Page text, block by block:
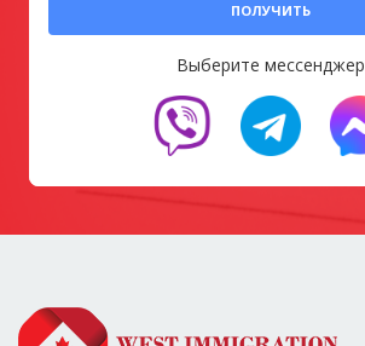
ПОЛУЧИТЬ
Выберите мессенджер